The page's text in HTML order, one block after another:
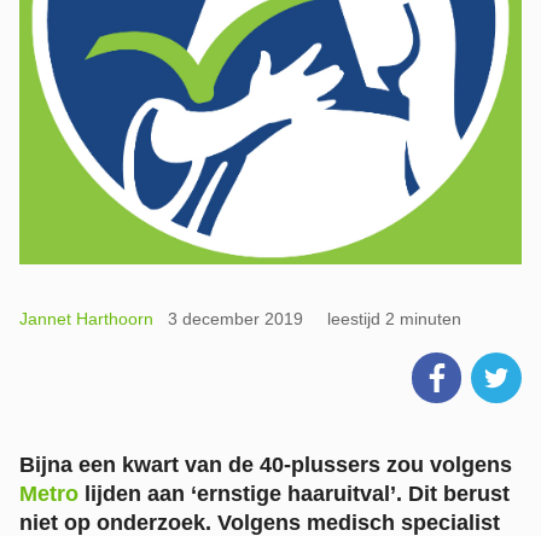
Jannet Harthoorn 3 december 2019 leestijd 2 minuten
Bijna een kwart van de 40-plussers zou volgens
Metro lijden aan ‘ernstige haaruitval’. Dit berust
niet op onderzoek. Volgens medisch specialist